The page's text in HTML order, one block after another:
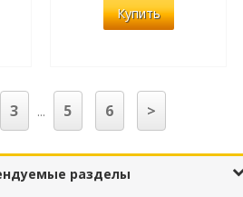
Купить
3 ... 5 6 >
разделы